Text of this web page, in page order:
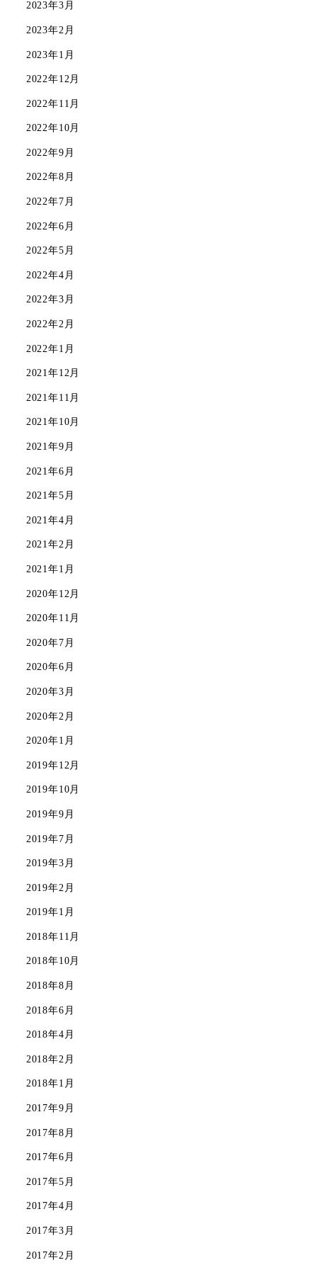
2023年3月
2023年2月
2023年1月
2022年12月
2022年11月
2022年10月
2022年9月
2022年8月
2022年7月
2022年6月
2022年5月
2022年4月
2022年3月
2022年2月
2022年1月
2021年12月
2021年11月
2021年10月
2021年9月
2021年6月
2021年5月
2021年4月
2021年2月
2021年1月
2020年12月
2020年11月
2020年7月
2020年6月
2020年3月
2020年2月
2020年1月
2019年12月
2019年10月
2019年9月
2019年7月
2019年3月
2019年2月
2019年1月
2018年11月
2018年10月
2018年8月
2018年6月
2018年4月
2018年2月
2018年1月
2017年9月
2017年8月
2017年6月
2017年5月
2017年4月
2017年3月
2017年2月